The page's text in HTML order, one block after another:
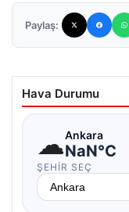
Paylaş:
Hava Durumu
☁Ankara
NaN°C
ŞEHIR SEÇ